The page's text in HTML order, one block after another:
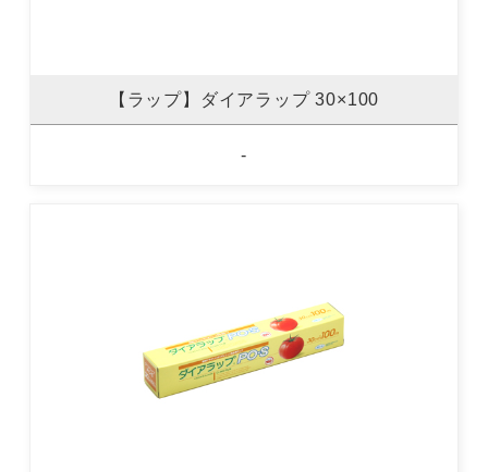
【ラップ】ダイアラップ 30×100
-